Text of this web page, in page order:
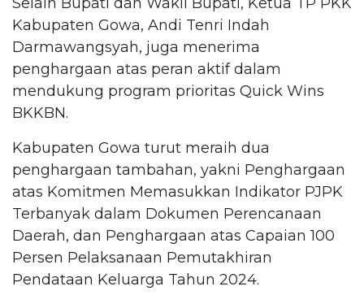
Kabupaten Gowa, Andi Tenri Indah
Darmawangsyah, juga menerima
penghargaan atas peran aktif dalam
mendukung program prioritas Quick Wins
BKKBN.
Kabupaten Gowa turut meraih dua
penghargaan tambahan, yakni Penghargaan
atas Komitmen Memasukkan Indikator PJPK
Terbanyak dalam Dokumen Perencanaan
Daerah, dan Penghargaan atas Capaian 100
Persen Pelaksanaan Pemutakhiran
Pendataan Keluarga Tahun 2024.